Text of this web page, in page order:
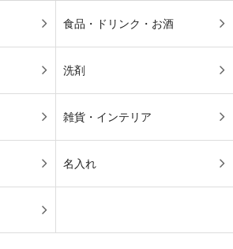
食品・ドリンク・お酒
洗剤
雑貨・インテリア
名入れ